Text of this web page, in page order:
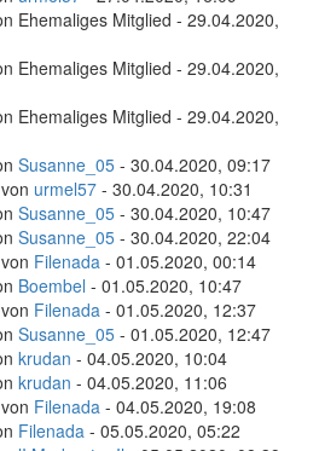
Ehemaliges Mitglied - 29.04.2020,
Ehemaliges Mitglied - 29.04.2020,
Ehemaliges Mitglied - 29.04.2020,
Susanne_05 - 30.04.2020, 09:17
urmel57 - 30.04.2020, 10:31
Susanne_05 - 30.04.2020, 10:47
Susanne_05 - 30.04.2020, 22:04
Filenada - 01.05.2020, 00:14
Boembel - 01.05.2020, 10:47
Filenada - 01.05.2020, 12:37
Susanne_05 - 01.05.2020, 12:47
krudan - 04.05.2020, 10:04
krudan - 04.05.2020, 11:06
Filenada - 04.05.2020, 19:08
Filenada - 05.05.2020, 05:22